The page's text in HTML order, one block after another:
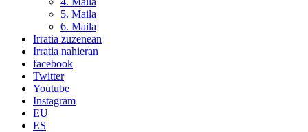
5. Maila
6. Maila
Irratia zuzenean
Irratia nahieran
facebook
Twitter
Youtube
Instagram
EU
ES